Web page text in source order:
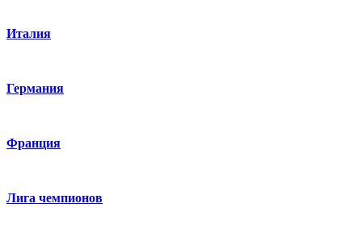
Италия
Германия
Франция
Лига чемпионов